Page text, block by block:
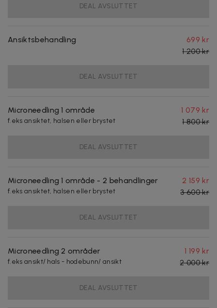
DEAL AVSLUTTET
Ansiktsbehandling
699 kr
1 200 kr
DEAL AVSLUTTET
Microneedling 1 område
f.eks ansiktet, halsen eller brystet
1 079 kr
1 800 kr
DEAL AVSLUTTET
Microneedling 1 område - 2 behandlinger
f.eks ansiktet, halsen eller brystet
2 159 kr
3 600 kr
DEAL AVSLUTTET
Microneedling 2 områder
f.eks ansikt/ hals - hodebunn/ ansikt
1 199 kr
2 000 kr
DEAL AVSLUTTET